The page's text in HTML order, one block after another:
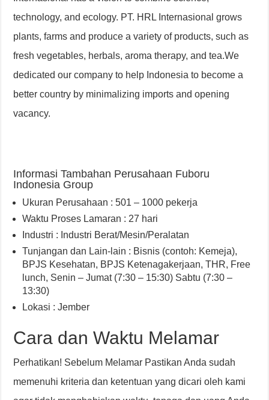
technology, and ecology. PT. HRL Internasional grows
plants, farms and produce a variety of products, such as
fresh vegetables, herbals, aroma therapy, and tea.We
dedicated our company to help Indonesia to become a
better country by minimalizing imports and opening
vacancy.
Informasi Tambahan Perusahaan Fuboru
Indonesia Group
Ukuran Perusahaan : 501 – 1000 pekerja
Waktu Proses Lamaran : 27 hari
Industri : Industri Berat/Mesin/Peralatan
Tunjangan dan Lain-lain : Bisnis (contoh: Kemeja),
BPJS Kesehatan, BPJS Ketenagakerjaan, THR, Free
lunch, Senin – Jumat (7:30 – 15:30) Sabtu (7:30 –
13:30)
Lokasi : Jember
Cara dan Waktu Melamar
Perhatikan! Sebelum Melamar Pastikan Anda sudah
memenuhi kriteria dan ketentuan yang dicari oleh kami